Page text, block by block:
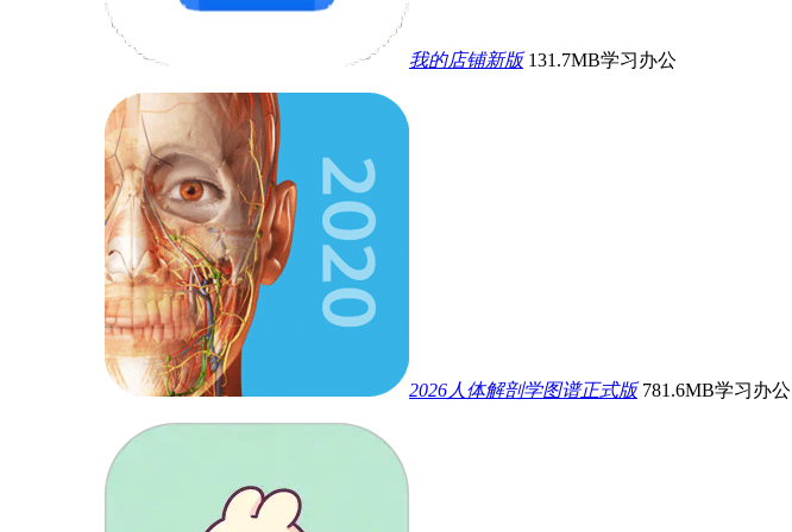
我的店铺新版 131.7MB学习办公
2026人体解剖学图谱正式版 781.6MB学习办公